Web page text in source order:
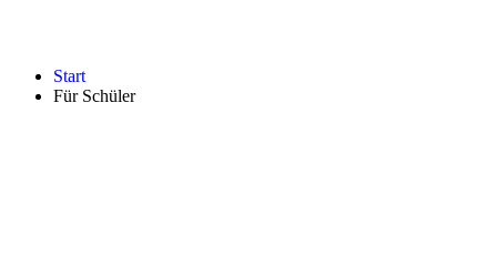
Start
Für Schüler